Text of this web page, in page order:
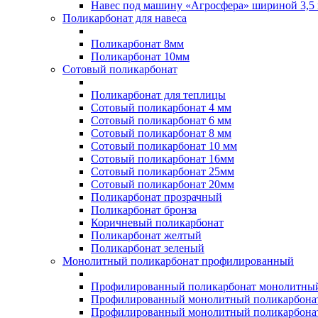
Навес под машину «Агросфера» шириной 3,5
Поликарбонат для навеса
Поликарбонат 8мм
Поликарбонат 10мм
Сотовый поликарбонат
Поликарбонат для теплицы
Сотовый поликарбонат 4 мм
Сотовый поликарбонат 6 мм
Сотовый поликарбонат 8 мм
Сотовый поликарбонат 10 мм
Сотовый поликарбонат 16мм
Сотовый поликарбонат 25мм
Сотовый поликарбонат 20мм
Поликарбонат прозрачный
Поликарбонат бронза
Коричневый поликарбонат
Поликарбонат желтый
Поликарбонат зеленый
Монолитный поликарбонат профилированный
Профилированный поликарбонат
Профилированный монолитный
Профилированный монолитный